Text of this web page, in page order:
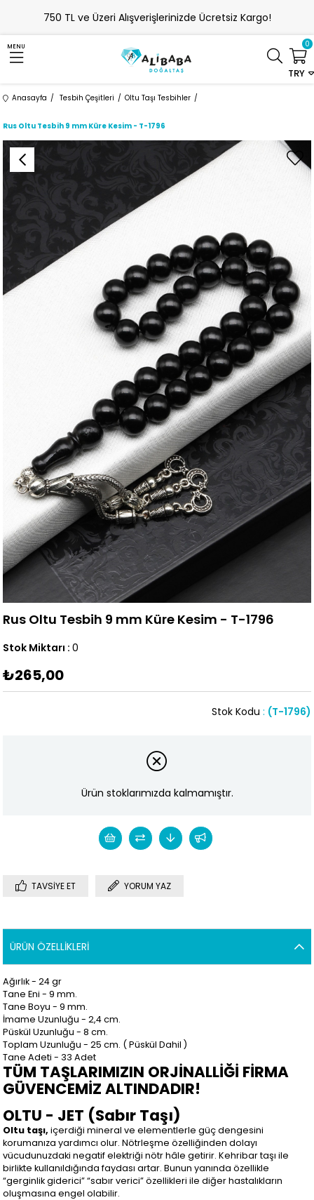
750 TL ve Üzeri Alışverişlerinizde Ücretsiz Kargo!
MENU
TRY
0
Anasayfa Tesbih Çeşitleri Oltu Taşı Tesbihler
Rus Oltu Tesbih 9 mm Küre Kesim - T-1796
Rus Oltu Tesbih 9 mm Küre Kesim - T-1796
Stok Miktarı : 0
₺265,00
(T-1796)
Stok Kodu
Ürün stoklarımızda kalmamıştır.
TAVSIYE ET YORUM YAZ
ÜRÜN ÖZELLIKLERI
Ağırlık - 24 gr
Tane Eni - 9 mm.
Tane Boyu - 9 mm.
İmame Uzunluğu - 2,4 cm.
Püskül Uzunluğu - 8 cm.
Toplam Uzunluğu - 25 cm. ( Püskül Dahil )
Tane Adeti - 33 Adet
TÜM TAŞLARIMIZIN ORJİNALLİĞİ FİRMA
GÜVENCEMİZ ALTINDADIR!
OLTU - JET (Sabır Taşı)
Oltu taşı,içerdiği mineral ve elementlerle güç dengesini
korumanıza yardımcı olur. Nötrleşme özelliğinden dolayı
vücudunuzdaki negatif elektriği nötr hâle getirir. Kehribar taşı ile
birlikte kullanıldığında faydası artar. Bunun yanında özellikle
“gerginlik giderici” “sabır verici” özellikleri ile diğer hastalıkların
oluşmasına engel olabilir.